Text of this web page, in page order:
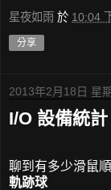
星夜如雨 於 10:04
分享
2013年2月18日 星
I/O 設備統
聊到有多少滑鼠
軌跡球